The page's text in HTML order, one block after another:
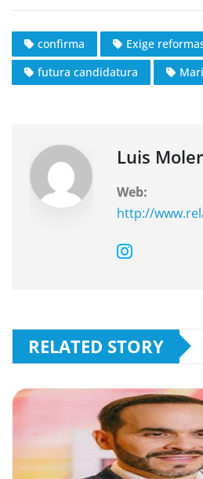
c
e
b
k
at
s
A
e
gr
a
confirma
Exige
futura candidatura
Luis
Web:
http://
RELATED STORY